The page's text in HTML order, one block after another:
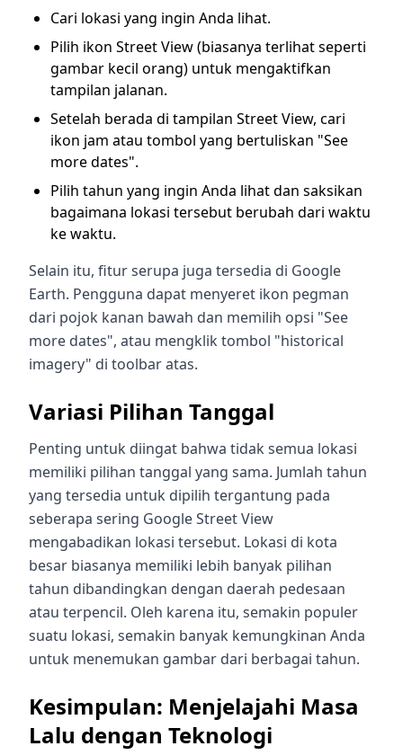
Cari lokasi yang ingin Anda lihat.
Pilih ikon Street View (biasanya terlihat seperti
gambar kecil orang) untuk mengaktifkan
tampilan jalanan.
Setelah berada di tampilan Street View, cari
ikon jam atau tombol yang bertuliskan "See
more dates".
Pilih tahun yang ingin Anda lihat dan saksikan
bagaimana lokasi tersebut berubah dari waktu
ke waktu.
Selain itu, fitur serupa juga tersedia di Google
Earth. Pengguna dapat menyeret ikon pegman
dari pojok kanan bawah dan memilih opsi "See
more dates", atau mengklik tombol "historical
imagery" di toolbar atas.
Variasi Pilihan Tanggal
Penting untuk diingat bahwa tidak semua lokasi
memiliki pilihan tanggal yang sama. Jumlah tahun
yang tersedia untuk dipilih tergantung pada
seberapa sering Google Street View
mengabadikan lokasi tersebut. Lokasi di kota
besar biasanya memiliki lebih banyak pilihan
tahun dibandingkan dengan daerah pedesaan
atau terpencil. Oleh karena itu, semakin populer
suatu lokasi, semakin banyak kemungkinan Anda
untuk menemukan gambar dari berbagai tahun.
Kesimpulan: Menjelajahi Masa
Lalu dengan Teknologi